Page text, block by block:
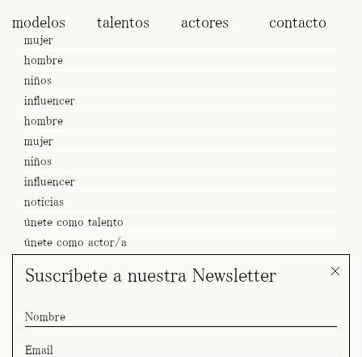
modelos talentos actores contacto
mujer
hombre
niños
influencer
hombre
mujer
niños
influencer
noticias
únete como talento
únete como actor/a
Suscríbete a nuestra Newsletter